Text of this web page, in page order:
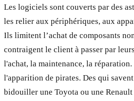
Les logiciels sont couverts par des
les relier aux périphériques, aux
Ils limitent l’achat de composants
contraigent le client à passer par
l'achat, la maintenance, la
l'apparition de pirates. Des qui
bidouiller une Toyota ou une